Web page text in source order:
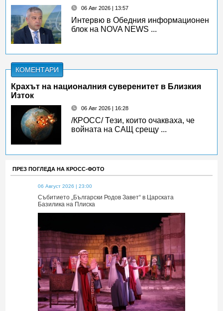
06 Авг 2026 | 13:57
Интервю в Обедния информационен
блок на NOVA NEWS ...
КОМЕНТАРИ
Крахът на националния суверенитет в Близкия
Изток
06 Авг 2026 | 16:28
/КРОСС/ Тези, които очакваха, че
войната на САЩ срещу ...
ПРЕЗ ПОГЛЕДА НА КРОСС-ФОТО
06 Август 2026 | 23:00
Събитието „Български Родов Завет“ в Царската
Базилика на Плиска